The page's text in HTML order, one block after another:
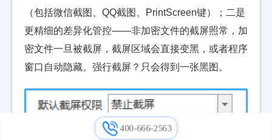
400-666-2563
（包括微信截图、QQ截图、PrintScreen键）；二是
更精细的差异化管控——非加密文件的截屏照常，加
密文件一旦被截屏，截屏区域会直接变黑，或者程序
窗口自动隐藏。强行截屏？只会得到一张黑图。